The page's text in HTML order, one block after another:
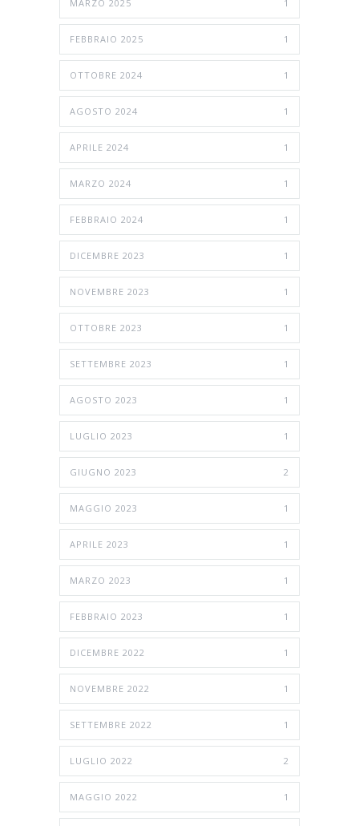
MARZO 2025 1
FEBBRAIO 2025 1
OTTOBRE 2024 1
AGOSTO 2024 1
APRILE 2024 1
MARZO 2024 1
FEBBRAIO 2024 1
DICEMBRE 2023 1
NOVEMBRE 2023 1
OTTOBRE 2023 1
SETTEMBRE 2023 1
AGOSTO 2023 1
LUGLIO 2023 1
GIUGNO 2023 2
MAGGIO 2023 1
APRILE 2023 1
MARZO 2023 1
FEBBRAIO 2023 1
DICEMBRE 2022 1
NOVEMBRE 2022 1
SETTEMBRE 2022 1
LUGLIO 2022 2
MAGGIO 2022 1